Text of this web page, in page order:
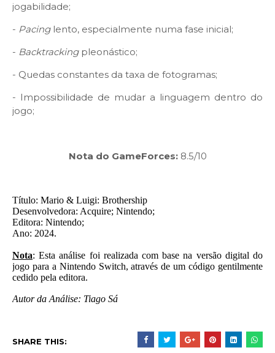
jogabilidade;
- Pacing lento, especialmente numa fase inicial;
- Backtracking pleonástico;
- Quedas constantes da taxa de fotogramas;
- Impossibilidade de mudar a linguagem dentro do
jogo;
Nota do GameForces: 8.5/10
Título: Mario & Luigi: Brothership
Desenvolvedora: Acquire; Nintendo;
Editora: Nintendo;
Ano: 2024.
Nota: Esta análise foi realizada com base na versão digital do
jogo para a Nintendo Switch, através de um código gentilmente
cedido pela editora.
Autor da Análise: Tiago Sá
SHARE THIS: